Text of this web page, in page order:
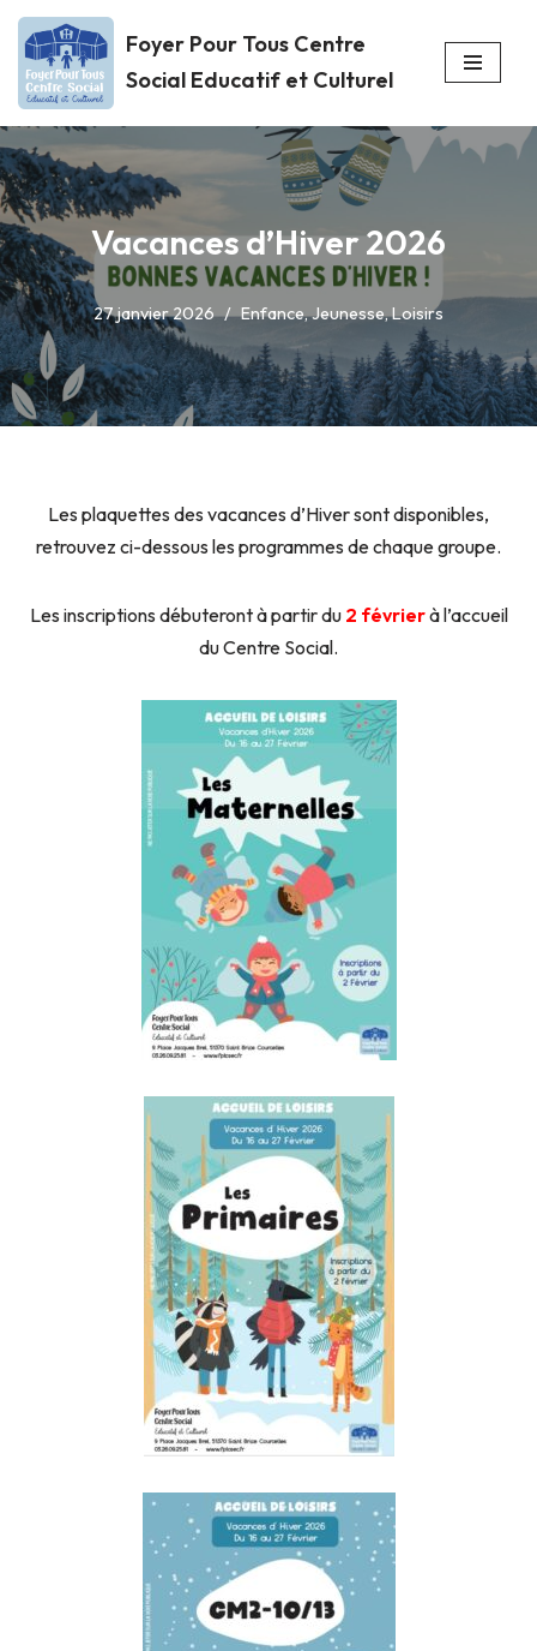
Aller
au
contenu
Foyer Pour Tous Centre
Social Educatif et Culturel
Vacances d’Hiver 2026
27 janvier 2026 Enfance,Jeunesse,Loisirs
Les plaquettes des vacances d’Hiver sont disponibles,
retrouvez ci-dessous les programmes de chaque groupe.
Les inscriptions débuteront à partir du 2 févrierà l’accueil
du Centre Social.